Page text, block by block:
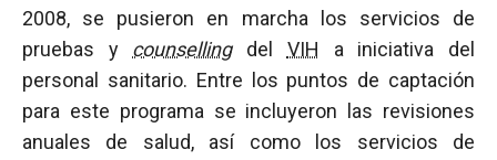
2008, se pusieron en marcha los servicios de
pruebas y counselling del VIH a iniciativa del
personal sanitario. Entre los puntos de captación
para este programa se incluyeron las revisiones
anuales de salud, así como los servicios de